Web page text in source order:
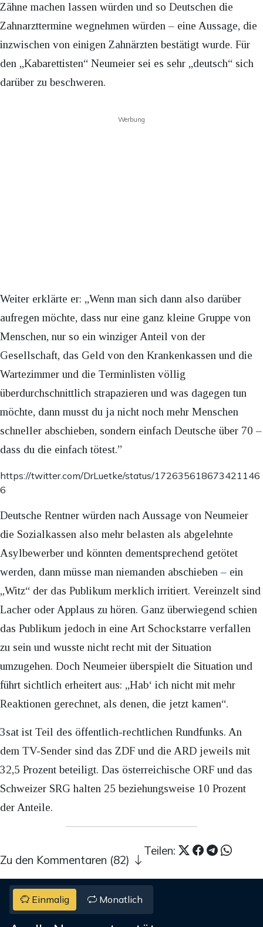
Zähne machen lassen würden und so Deutschen die
Zahnarzttermine wegnehmen würden – eine Aussage, die
inzwischen von einigen Zahnärzten bestätigt wurde. Für
den „Kabarettisten“ Neumeier sei es sehr „deutsch“ sich
darüber zu beschweren.
Werbung
Weiter erklärte er: „Wenn man sich dann also darüber
aufregen möchte, dass nur eine ganz kleine Gruppe von
Menschen, nur so ein winziger Anteil von der
Gesellschaft, das Geld von den Krankenkassen und die
Wartezimmer und die Terminlisten völlig
überdurchschnittlich strapazieren und was dagegen tun
möchte, dann musst du ja nicht noch mehr Menschen
schneller abschieben, sondern einfach Deutsche über 70 –
dass du die einfach tötest.”
https://twitter.com/DrLuetke/status/172635618673421146
6
Deutsche Rentner würden nach Aussage von Neumeier
die Sozialkassen also mehr belasten als abgelehnte
Asylbewerber und könnten dementsprechend getötet
werden, dann müsse man niemanden abschieben – ein
„Witz“ der das Publikum merklich irritiert. Vereinzelt sind
Lacher oder Applaus zu hören. Ganz überwiegend schien
das Publikum jedoch in eine Art Schockstarre verfallen
zu sein und wusste nicht recht mit der Situation
umzugehen. Doch Neumeier überspielt die Situation und
führt sichtlich erheitert aus: „Hab‘ ich nicht mit mehr
Reaktionen gerechnet, als denen, die jetzt kamen“.
3sat ist Teil des öffentlich-rechtlichen Rundfunks. An
dem TV-Sender sind das ZDF und die ARD jeweils mit
32,5 Prozent beteiligt. Das österreichische ORF und das
Schweizer SRG halten 25 beziehungsweise 10 Prozent
der Anteile.
Teilen:
Zu den Kommentaren (82)
Einmalig Monatlich